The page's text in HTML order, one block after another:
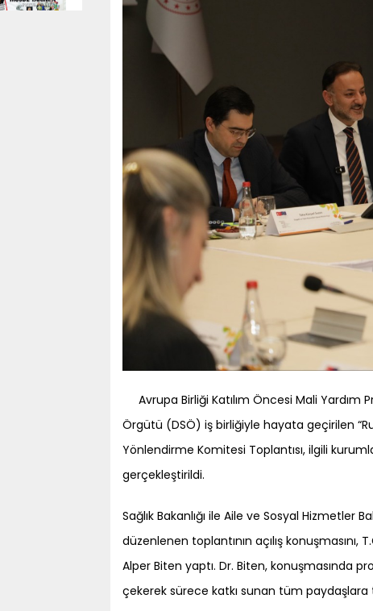
Avrupa Birliği Katılım Öncesi Mali Yardım
Örgütü (DSÖ) iş birliğiyle hayata geçirilen
Yönlendirme Komitesi Toplantısı, ilgili
gerçekleştirildi.
Sağlık Bakanlığı ile Aile ve Sosyal Hizmetler
düzenlenen toplantının açılış konuşmasını,
Alper Biten yaptı. Dr. Biten, konuşmasında
çekerek sürece katkı sunan tüm paydaşlara